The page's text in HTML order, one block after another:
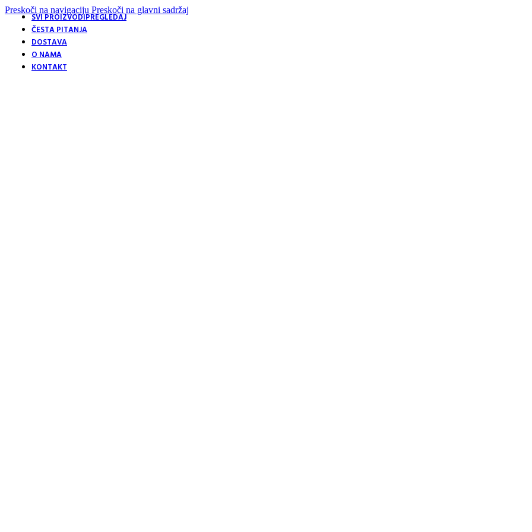
Preskoči na navigaciju Preskoči na glavni sadržaj
SVI PROIZVODIPREGLEDAJ
ČESTA PITANJA
DOSTAVA
O NAMA
KONTAKT